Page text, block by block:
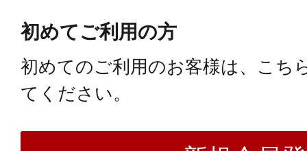
初めてご利用の方
初めてのご利用のお客様は、こち
てください。